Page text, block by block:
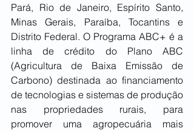
Pará, Rio de Janeiro, Espírito Santo,
Minas Gerais, Paraíba, Tocantins e
Distrito Federal. O Programa ABC+ é a
linha de crédito do Plano ABC
(Agricultura de Baixa Emissão de
Carbono) destinada ao financiamento
de tecnologias e sistemas de produção
nas propriedades rurais, para
promover uma agropecuária mais